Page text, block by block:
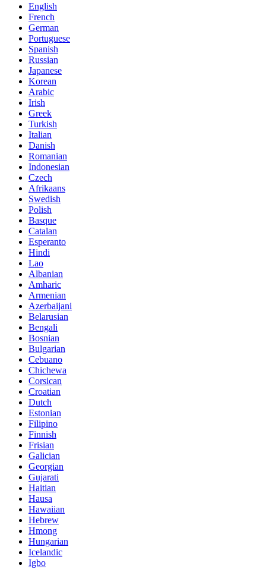
English
French
German
Portuguese
Spanish
Russian
Japanese
Korean
Arabic
Irish
Greek
Turkish
Italian
Danish
Romanian
Indonesian
Czech
Afrikaans
Swedish
Polish
Basque
Catalan
Esperanto
Hindi
Lao
Albanian
Amharic
Armenian
Azerbaijani
Belarusian
Bengali
Bosnian
Bulgarian
Cebuano
Chichewa
Corsican
Croatian
Dutch
Estonian
Filipino
Finnish
Frisian
Galician
Georgian
Gujarati
Haitian
Hausa
Hawaiian
Hebrew
Hmong
Hungarian
Icelandic
Igbo